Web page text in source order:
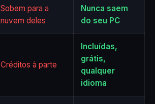
Sobem para a
nuvem deles
Nunca saem
do seu PC
Créditos à parte
Incluídas,
grátis,
qualquer
idioma